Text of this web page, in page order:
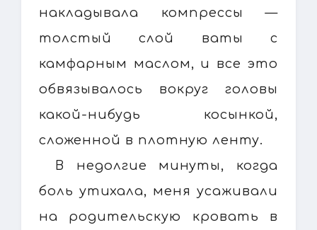
накладывала компрессы —
толстый слой ваты с
камфарным маслом, и все это
обвязывалось вокруг головы
какой-нибудь косынкой,
сложенной в плотную ленту.
В недолгие минуты, когда
боль утихала, меня усаживали
на родительскую кровать в